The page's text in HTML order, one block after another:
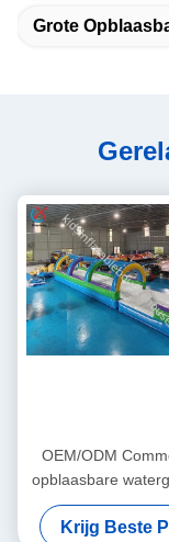
Grote
OEM/ODM
opblaasbare
Opblaasbare
met
Krijg Beste